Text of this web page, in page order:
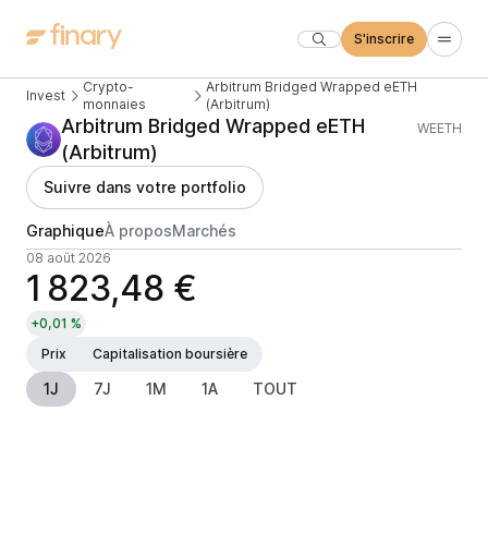
S'inscrire
Invest
Crypto-
monnaies
Arbitrum Bridged Wrapped eETH
(Arbitrum)
Arbitrum Bridged Wrapped eETH
(Arbitrum)
WEETH
Suivre dans votre portfolio
GraphiqueÀ proposMarchés
08 août 2026
1 823,48 €
+0,01 %
Prix
Capitalisation boursière
1J 7J 1M 1A TOUT